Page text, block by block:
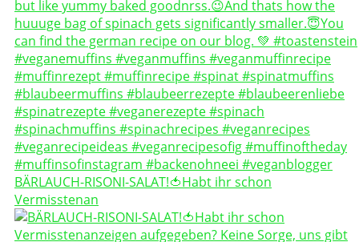
BÄRLAUCH-RISONI-SALAT!🍅Habt ihr schon
Vermisstenan